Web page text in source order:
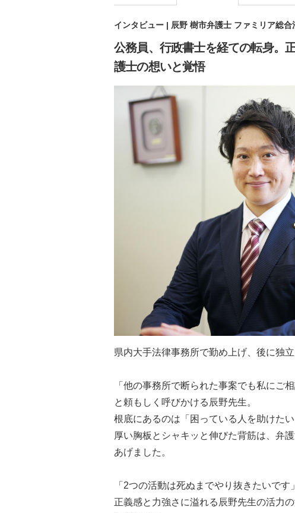
インタビュー | 辰野 樹市弁護士 ファミリア総合
公務員、行政書士を経ての転身。
護士の想いと覚悟
県内大手法律事務所で勤め上げ、後に独
「他の事務所で断られた事案でも私にご
と頼もしく呼びかける辰野先生。
根底にあるのは「困っている人を助けたい
厚い胸板とシャキッと伸びた背筋は、弁
あげました。
「2つの活動は死ぬまでやり抜きたいです
正義感と力強さに溢れる辰野先生の活力